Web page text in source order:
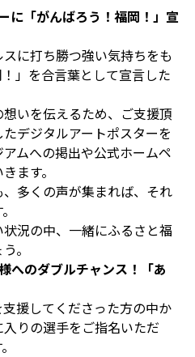
に「がんばろう！福岡！」宣
に打ち勝つ強い気持ちをも
」を合言葉として宣言した
いを伝えるため、ご支援頂
デジタルアートポスターを
ムへの掲出や公式ホームペ
ます。
多くの声が集まれば、それ
況の中、一緒にふるさと福
。
へのダブルチャンス！「あ
援してくださった方の中か
りの選手をご指名いただ